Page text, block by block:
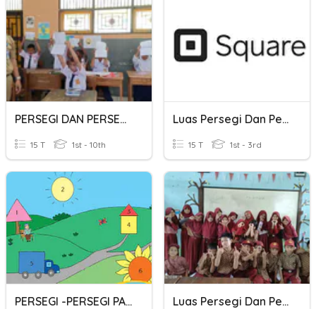
PERSEGI DAN PERSEGI PANJANG
15 T 1st - 10th
Luas Persegi Dan Persegipanjang
15 T 1st - 3rd
PERSEGI -PERSEGI PANJANG Luas Persegi Dan Persegi Panjang